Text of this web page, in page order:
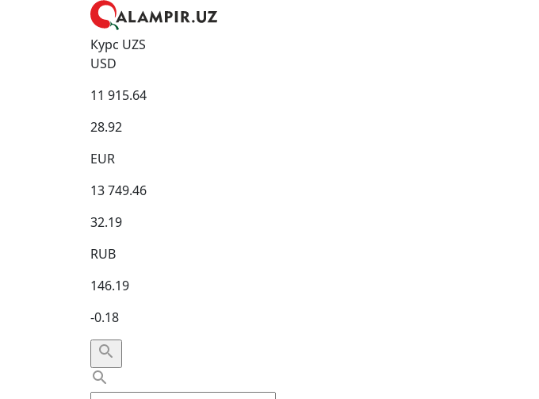
Курс UZS
USD
11 915.64
28.92
EUR
13 749.46
32.19
RUB
146.19
-0.18